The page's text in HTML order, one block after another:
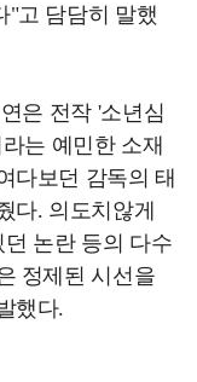
"고 담담히 말했
은 전작 '소년심
는 예민한 소재
다보던 감독의 태
다. 의도치않게
논란 등의 다수
정제된 시선을
했다.